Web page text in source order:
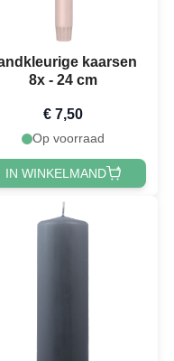
kaarsen
8x - 24 cm
€ 7,50
Op voorraad
IN WINKELMAND